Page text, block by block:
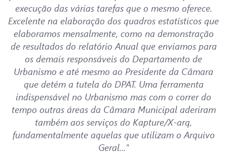
execução das várias tarefas que o mesmo oferece.
Excelente na elaboração dos quadros estatísticos que
elaboramos mensalmente, como na demonstração
de resultados do relatório Anual que enviamos para
os demais responsáveis do Departamento de
Urbanismo e até mesmo ao Presidente da Câmara
que detém a tutela do DPAT. Uma ferramenta
indispensável no Urbanismo mas com o correr do
tempo outras áreas da Câmara Municipal aderiram
também aos serviços do Kapture/X-arq,
fundamentalmente aquelas que utilizam o Arquivo
Geral..."